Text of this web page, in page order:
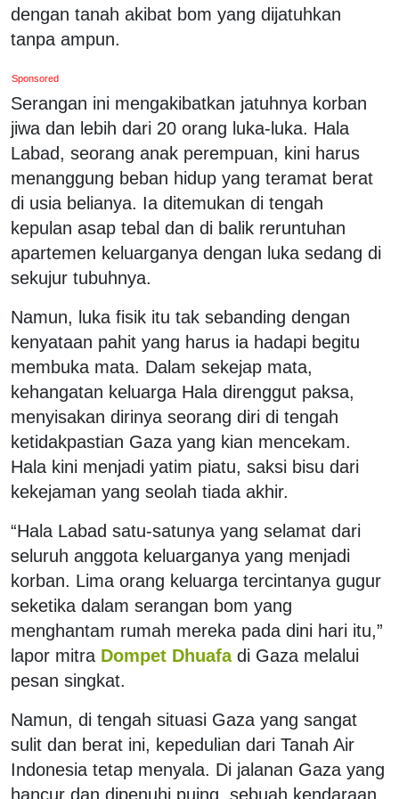
dengan tanah akibat bom yang dijatuhkan
tanpa ampun.
Sponsored
Serangan ini mengakibatkan jatuhnya korban
jiwa dan lebih dari 20 orang luka-luka. Hala
Labad, seorang anak perempuan, kini harus
menanggung beban hidup yang teramat berat
di usia belianya. Ia ditemukan di tengah
kepulan asap tebal dan di balik reruntuhan
apartemen keluarganya dengan luka sedang di
sekujur tubuhnya.
Namun, luka fisik itu tak sebanding dengan
kenyataan pahit yang harus ia hadapi begitu
membuka mata. Dalam sekejap mata,
kehangatan keluarga Hala direnggut paksa,
menyisakan dirinya seorang diri di tengah
ketidakpastian Gaza yang kian mencekam.
Hala kini menjadi yatim piatu, saksi bisu dari
kekejaman yang seolah tiada akhir.
“Hala Labad satu-satunya yang selamat dari
seluruh anggota keluarganya yang menjadi
korban. Lima orang keluarga tercintanya gugur
seketika dalam serangan bom yang
menghantam rumah mereka pada dini hari itu,”
lapor mitra Dompet Dhuafa di Gaza melalui
pesan singkat.
Namun, di tengah situasi Gaza yang sangat
sulit dan berat ini, kepedulian dari Tanah Air
Indonesia tetap menyala. Di jalanan Gaza yang
hancur dan dipenuhi puing, sebuah kendaraan